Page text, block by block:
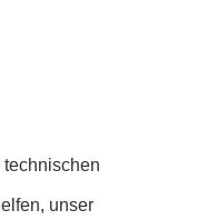
unser